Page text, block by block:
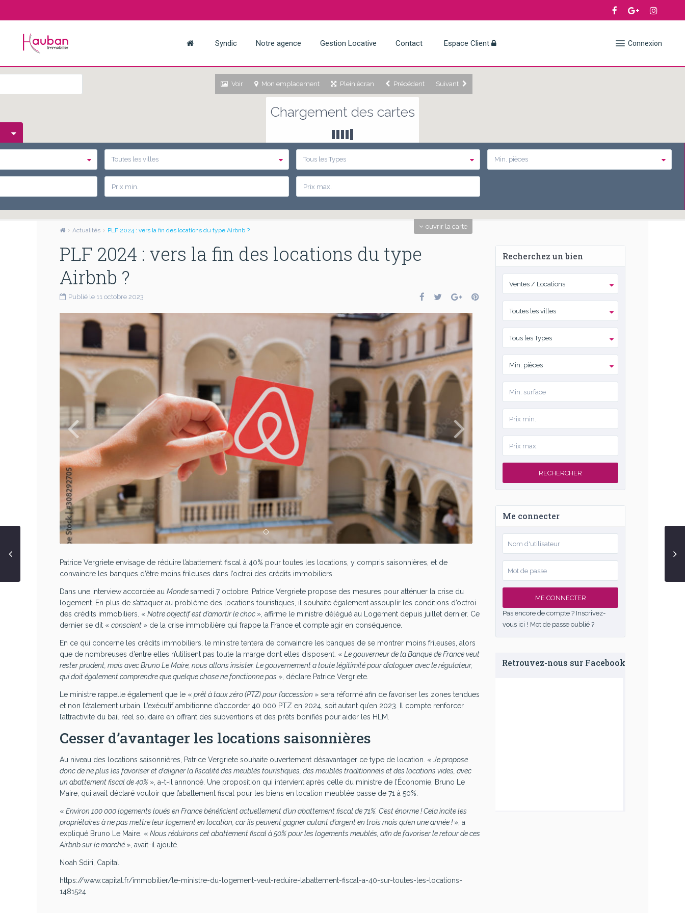
Connexion
Syndic Notre agence Gestion Locative Contact Espace Client
Chargement des cartes
ouvrir la carte
Voir Mon emplacement Plein écran Précédent Suivant
Toutes les villes Tous les Types Min. pièces
Actualités PLF 2024 : vers la fin des locations du type Airbnb ?
PLF 2024 : vers la fin des locations du type
Airbnb ?
Publié le 11 octobre 2023
Patrice Vergriete envisage de réduire l’abattement fiscal à 40% pour toutes les locations, y compris saisonnières, et de
convaincre les banques d’être moins frileuses dans l’octroi des crédits immobiliers.
Dans une interview accordée au Mondesamedi 7 octobre, Patrice Vergriete propose des mesures pour atténuer la crise du
logement. En plus de s’attaquer au problème des locations touristiques, il souhaite également assouplir les conditions d’octroi
des crédits immobiliers. « Notre objectif est d’amortir le choc », affirme le ministre délégué au Logement depuis juillet dernier. Ce
dernier se dit « conscient » de la crise immobilière qui frappe la France et compte agir en conséquence.
En ce qui concerne les crédits immobiliers, le ministre tentera de convaincre les banques de se montrer moins frileuses, alors
que de nombreuses d’entre elles n’utilisent pas toute la marge dont elles disposent. « Le gouverneur de laBanque de Franceveut
rester prudent, mais avec Bruno Le Maire, nous allons insister. Le gouvernement a toute légitimité pour dialoguer avec le régulateur,
qui doit également comprendre que quelque chose ne fonctionne pas », déclare Patrice Vergriete.
Le ministre rappelle également que le « prêt à taux zéro (PTZ) pour l’accession » sera réformé afin de favoriser les zones tendues
et non l’étalement urbain. L’exécutif ambitionne d’accorder 40 000 PTZ en 2024, soit autant qu’en 2023. Il compte renforcer
l’attractivité du bail réel solidaire en offrant des subventions et des prêts bonifiés pour aider les HLM.
Cesser d’avantager les locations saisonnières
Au niveau des locations saisonnières, Patrice Vergriete souhaite ouvertement désavantager ce type de location. « Je propose
donc de ne plus les favoriser et d’aligner la fiscalité des meublés touristiques, des meublés traditionnels et des locations vides, avec
un abattement fiscal de 40% », a-t-il annoncé. Une proposition qui intervient après celle du ministre de l’Économie, Bruno Le
Maire, qui avait déclaré vouloir que l’abattement fiscal pour les biens en location meublée passe de 71 à 50%.
« Environ 100 000 logements loués en France bénéficient actuellement d’un abattement fiscal de 71%. C’est énorme ! Cela incite les
propriétaires à ne pas mettre leur logement en location, car ils peuvent gagner autant d’argent en trois mois qu’en une année !», a
expliqué Bruno Le Maire. « Nous réduirons cet abattement fiscal à 50% pour les logements meublés, afin de favoriser le retour de ces
Airbnb sur le marché », avait-il ajouté.
Noah Sdiri, Capital
https://www.capital.fr/immobilier/le-ministre-du-logement-veut-reduire-labattement-fiscal-a-40-sur-toutes-les-locations-
1481524
Recherchez un bien
Ventes / Locations
Toutes les villes
Tous les Types
Min. pièces
RECHERCHER
Me connecter
ME CONNECTER
Pas encore de compte ? Inscrivez-
vous ici ! Mot de passe oublié ?
Retrouvez-nous sur Facebook